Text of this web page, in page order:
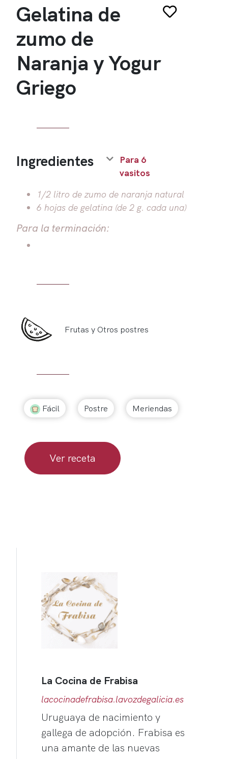
Gelatina de
zumo de
Naranja y Yogur
Griego
Ingredientes
Para 6
vasitos
1/2 litro de zumo de naranja natural
6 hojas de gelatina (de 2 g. cada una)
Para la terminación:
Frutas y Otros postres
Fácil Postre Meriendas
Ver receta
La Cocina de Frabisa
lacocinadefrabisa.lavozdegalicia.es
Uruguaya de nacimiento y
gallega de adopción. Frabisa es
una amante de las nuevas